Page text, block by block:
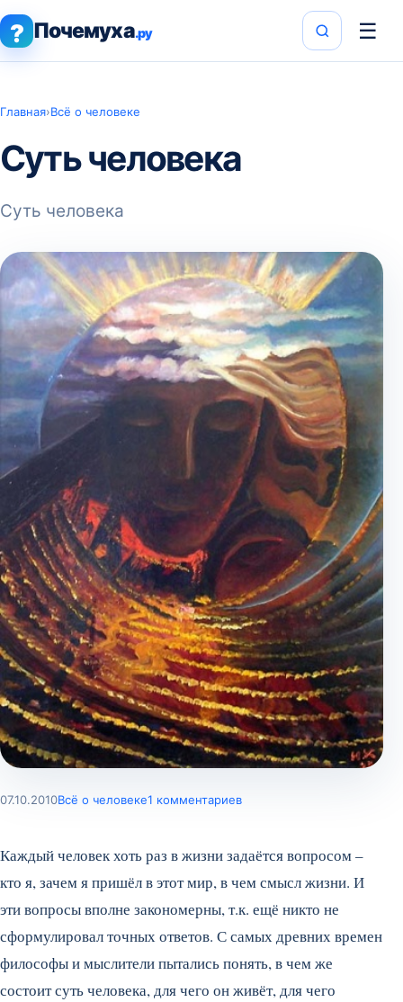
? Почемуха.ру ☰
Главная›Всё о человеке
Суть человека
Суть человека
07.10.2010Всё о человеке1 комментариев
Каждый человек хоть раз в жизни задаётся вопросом –
кто я, зачем я пришёл в этот мир, в чем смысл жизни. И
эти вопросы вполне закономерны, т.к. ещё никто не
сформулировал точных ответов. С самых древних времен
философы и мыслители пытались понять, в чем же
состоит суть человека, для чего он живёт, для чего